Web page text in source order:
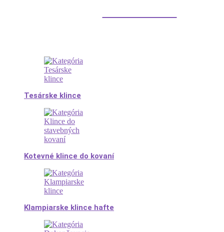
Tesárske klince
Kotevné klince do kovaní
Klampiarske klince hafte